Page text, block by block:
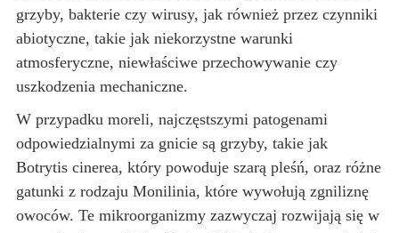
grzyby, bakterie czy wirusy, jak również przez czynniki
abiotyczne, takie jak niekorzystne warunki
atmosferyczne, niewłaściwe przechowywanie czy
uszkodzenia mechaniczne.
W przypadku moreli, najczęstszymi patogenami
odpowiedzialnymi za gnicie są grzyby, takie jak
Botrytis cinerea, który powoduje szarą pleśń, oraz różne
gatunki z rodzaju Monilinia, które wywołują zgniliznę
owoców. Te mikroorganizmy zazwyczaj rozwijają się w